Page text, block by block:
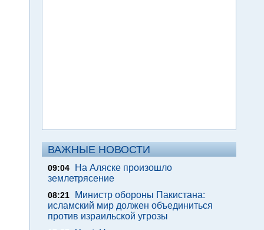
ВАЖНЫЕ НОВОСТИ
09:04
На Аляске произошло
землетрясение
08:21
Министр обороны Пакистана:
исламский мир должен объединиться
против израильской угрозы